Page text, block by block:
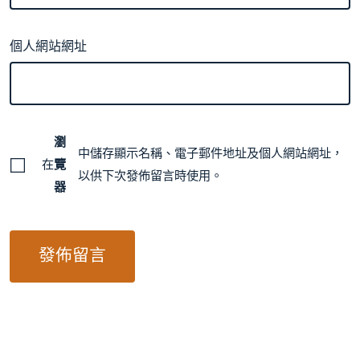
個人網站網址
在
瀏
覽
器
中儲存顯示名稱、電子郵件地址及個人網站網址，
以供下次發佈留言時使用。